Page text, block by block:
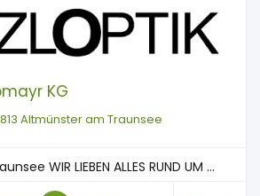
KG
Altmünster am Traunsee
WIR LIEBEN ALLES RUND UM ...